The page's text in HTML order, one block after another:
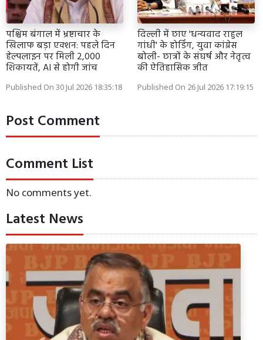
पश्चिम बंगाल में भ्रष्टाचार के
खिलाफ बड़ा एक्शन: पहले दिन
हेल्पलाइन पर मिली 2,000
शिकायतें, AI से होगी जांच
Published On 30 Jul 2026 18:35:18
दिल्ली में छाए 'धन्यवाद राहुल
गांधी' के होर्डिंग, युवा कांग्रेस
बोली- छात्रों के संघर्ष और नेतृत्व
की ऐतिहासिक जीत
Published On 26 Jul 2026 17:19:15
Post Comment
Comment List
No comments yet.
Latest News